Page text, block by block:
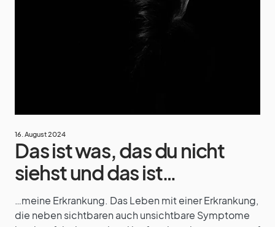
16. August 2024
Das ist was, das du nicht
siehst und das ist…
…meine Erkrankung. Das Leben mit einer Erkrankung,
die neben sichtbaren auch unsichtbare Symptome